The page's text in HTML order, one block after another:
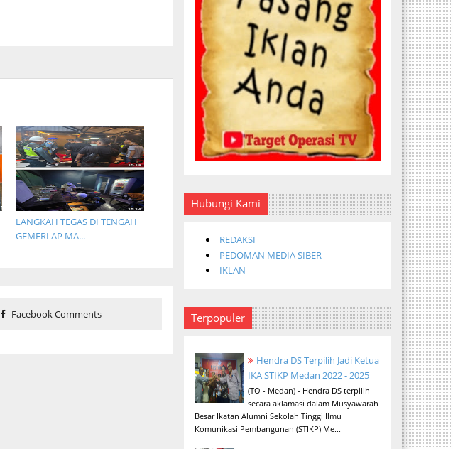
LANGKAH TEGAS DI TENGAH
GEMERLAP MA...
Facebook Comments
Hubungi Kami
REDAKSI
PEDOMAN MEDIA SIBER
IKLAN
Terpopuler
Hendra DS Terpilih Jadi Ketua
IKA STIKP Medan 2022 - 2025
(TO - Medan) - Hendra DS terpilih
secara aklamasi dalam Musyawarah
Besar Ikatan Alumni Sekolah Tinggi Ilmu
Komunikasi Pembangunan (STIKP) Me...